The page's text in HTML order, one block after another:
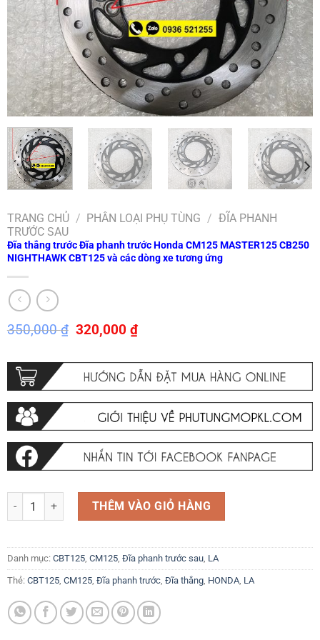
TRANG CHỦ / PHÂN LOẠI PHỤ TÙNG / ĐĨA PHANH
TRƯỚC SAU
Đĩa thắng trước Đĩa phanh trước Honda CM125 MASTER125 CB250
NIGHTHAWK CBT125 và các dòng xe tương ứng
350,000₫ Giá
350,000 ₫.
320,000 ₫Giá
hiện
là:
320,000 ₫.
Đĩa thắng trước Đĩa phanh trước Honda CM125 MASTER125 CB250
THÊM VÀO GIỎ HÀNG
Danh mục: CBT125, CM125, Đĩa phanh trước sau, LA
Thẻ: CBT125, CM125, Đĩa phanh trước, Đĩa thắng, HONDA, LA